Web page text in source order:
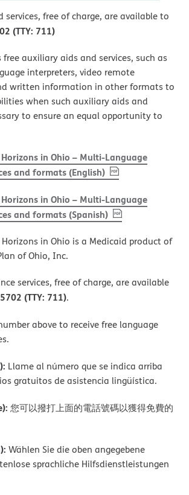
free of charge, are available to
(TTY: 711)
auxiliary aids and services, such as
interpreters, video remote
written information in other formats to
when such auxiliary aids and
to ensure an equal opportunity to
in Ohio – Multi-Language
and formats (English), PDF(opens in new
in Ohio – Multi-Language
and formats (Spanish), PDF(opens in new
in Ohio is a Medicaid product of
of Ohio, Inc.
services, free of charge, are available
(TTY: 711).
above to receive free language
Llame al número que se indica arriba
gratuitos de asistencia lingüística.
您可以撥打上面的電話號碼以獲得免費的
Wählen Sie die oben angegebene
sprachliche Hilfsdienstleistungen